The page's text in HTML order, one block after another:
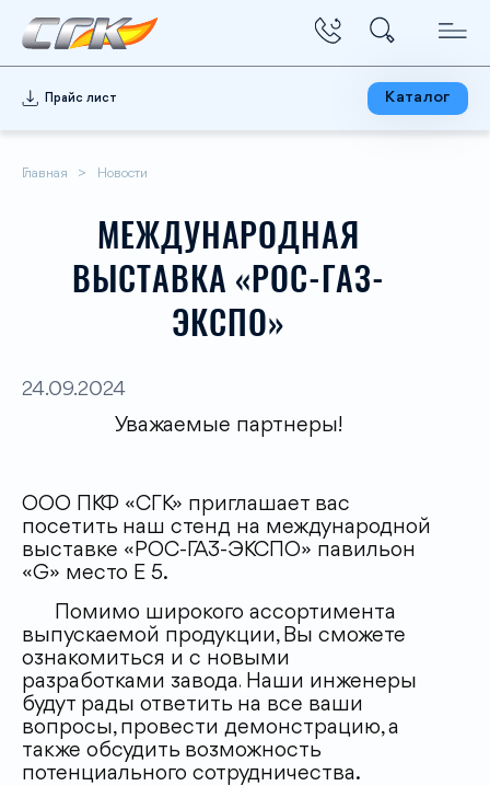
Прайс лист Каталог
Главная Новости
МЕЖДУНАРОДНАЯ
ВЫСТАВКА «РОС-ГАЗ-
ЭКСПО»
24.09.2024
Уважаемые партнеры!
ООО ПКФ «СГК» приглашает вас
посетить наш стенд на международной
выставке «РОС-ГАЗ-ЭКСПО» павильон
«G» место E 5.
Помимо широкого ассортимента
выпускаемой продукции, Вы сможете
ознакомиться и с новыми
разработками завода. Наши инженеры
будут рады ответить на все ваши
вопросы, провести демонстрацию, а
также обсудить возможность
потенциального сотрудничества.